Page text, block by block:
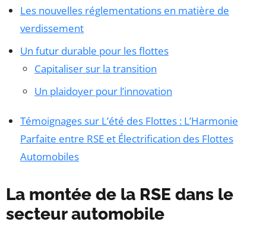
Les nouvelles réglementations en matière de
verdissement
Un futur durable pour les flottes
Capitaliser sur la transition
Un plaidoyer pour l’innovation
Témoignages sur L’été des Flottes : L’Harmonie
Parfaite entre RSE et Électrification des Flottes
Automobiles
La montée de la RSE dans le
secteur automobile